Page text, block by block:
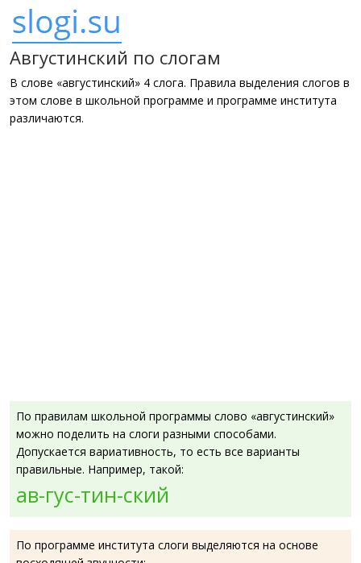
Августинский по слогам
В слове «августинский» 4 слога. Правила выделения слогов в
этом слове в школьной программе и программе института
различаются.
По правилам школьной программы слово «августинский»
можно поделить на слоги разными способами.
Допускается вариативность, то есть все варианты
правильные. Например, такой:
ав-гус-тин-ский
По программе института слоги выделяются на основе